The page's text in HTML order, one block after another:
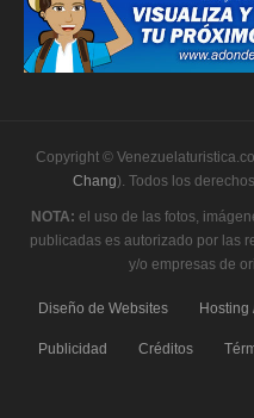
Copyright ©
Chang). Todos los
NOTA: el uso de las fotos,
publicadas es autorizado por las
y/o empresas de
Diseño de Websites Hosting
Publicidad Créditos